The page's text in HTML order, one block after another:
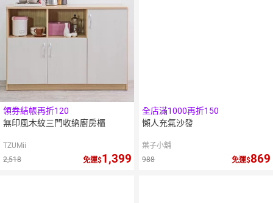
領券結帳再折120
無印風木紋三門收納廚房櫃
TZUMii
2,518
免運 1,399
全店滿1000再折150
懶人充氣沙發
葉子小舖
988
免運 869